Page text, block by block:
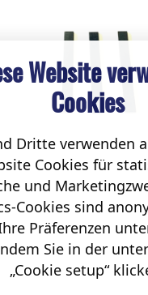
Website
Cookies
Dritte verwenden
Cookies für
und
Cookies sind
Präferenzen
Sie in der
„Cookie setup“